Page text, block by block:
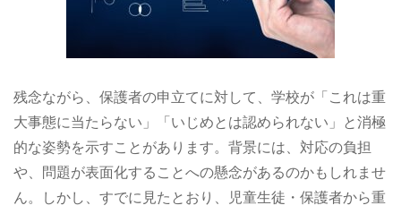
残念ながら、保護者の申立てに対して、学校が「これは重
大事態に当たらない」「いじめとは認められない」と消極
的な姿勢を示すことがあります。背景には、対応の負担
や、問題が表面化することへの懸念があるのかもしれませ
ん。しかし、すでに見たとおり、児童生徒・保護者から重